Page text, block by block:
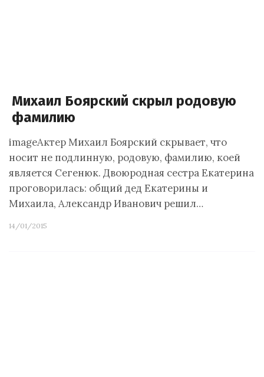
Михаил Боярский скрыл родовую
фамилию
imageАктер Михаил Боярский скрывает, что
носит не подлинную, родовую, фамилию, коей
является Сегенюк. Двоюродная сестра Екатерина
проговорилась: общий дед Екатерины и
Михаила, Александр Иванович решил…
14/01/2015